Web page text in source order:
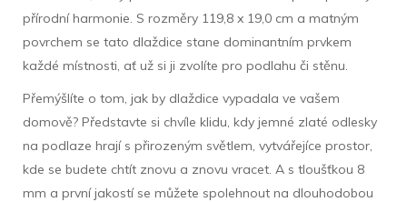
přírodní harmonie. S rozměry 119,8 x 19,0 cm a matným
povrchem se tato dlaždice stane dominantním prvkem
každé místnosti, ať už si ji zvolíte pro podlahu či stěnu.
Přemýšlíte o tom, jak by dlaždice vypadala ve vašem
domově? Představte si chvíle klidu, kdy jemné zlaté odlesky
na podlaze hrají s přirozeným světlem, vytvářejíce prostor,
kde se budete chtít znovu a znovu vracet. A s tloušťkou 8
mm a první jakostí se můžete spolehnout na dlouhodobou